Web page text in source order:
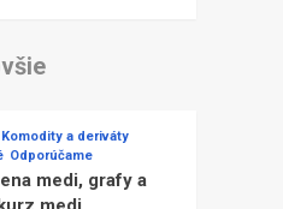
Komodity a deriváty
Odporúčame
medi, grafy a